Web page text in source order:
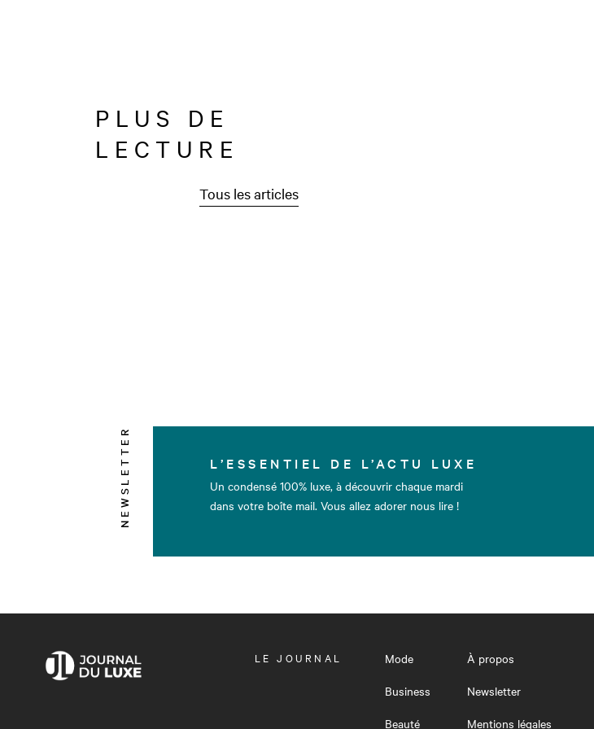
PLUS DE
LECTURE
Tous les articles
NEWSLETTER L’ESSENTIEL DE L’ACTU LUXE
Un condensé 100% luxe, à découvrir chaque mardi
dans votre boîte mail. Vous allez adorer nous lire !
OUVRIR
LE JOURNAL
Mode
Business
Beauté
À propos
Newsletter
Mentions légales